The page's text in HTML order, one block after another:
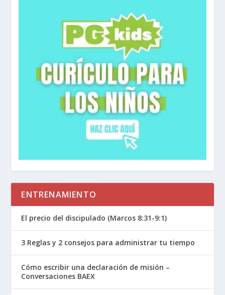
ENTRENAMIENTO
El precio del discipulado (Marcos 8:31-9:1)
3 Reglas y 2 consejos para administrar tu tiempo
Cómo escribir una declaración de misión –
Conversaciones BAEX